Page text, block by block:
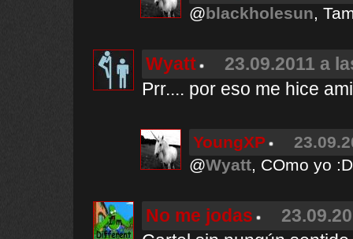
@blackholesun,
Wyatt
23.09.2011 a
Prr.... por eso me hice
YoungXP
@Wyatt, COmo yo
No me jodas